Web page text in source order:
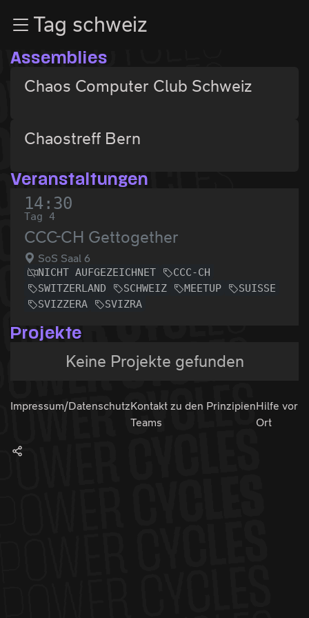
Zum InhaltTag schweiz
Assemblies
Chaos Computer Club Schweiz
Chaostreff Bern
Veranstaltungen
14:30
Tag 4
CCC-CH Gettogether
SoS Saal 6
NICHT AUFGEZEICHNET
CCC-CH
SWITZERLAND
SCHWEIZ MEETUP
SUISSE
SVIZZERA
SVIZRA
Projekte
Keine Projekte gefunden
Impressum/DatenschutzKontakt zu den
Teams
PrinzipienHilfe vor
Ort